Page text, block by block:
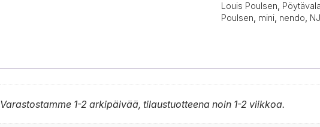
Louis Poulsen
Poulsen mini, nendo
Varastostamme 1-2 arkipäivää, tilaustuotteena noin 1-2 viikkoa.